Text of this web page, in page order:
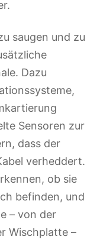
saugen und zu
Dazu
Sensoren zur
dass der
verheddert.
ob sie
befinden, und
– von der
Wischplatte –